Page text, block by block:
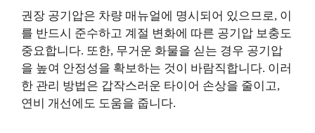
권장 공기압은 차량 매뉴얼에 명시되어 있으므로, 이
를 반드시 준수하고 계절 변화에 따른 공기압 보충도
중요합니다. 또한, 무거운 화물을 싣는 경우 공기압
을 높여 안정성을 확보하는 것이 바람직합니다. 이러
한 관리 방법은 갑작스러운 타이어 손상을 줄이고,
연비 개선에도 도움을 줍니다.